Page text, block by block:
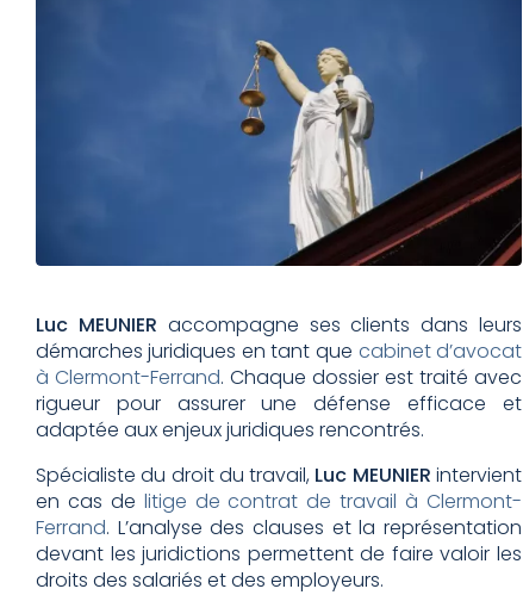
Luc MEUNIER accompagne ses clients dans leurs
démarches juridiques en tant que cabinet d’avocat
à Clermont-Ferrand. Chaque dossier est traité avec
rigueur pour assurer une défense efficace et
adaptée aux enjeux juridiques rencontrés.
Spécialiste du droit du travail, Luc MEUNIER intervient
en cas de litige de contrat de travail à Clermont-
Ferrand. L’analyse des clauses et la représentation
devant les juridictions permettent de faire valoir les
droits des salariés et des employeurs.